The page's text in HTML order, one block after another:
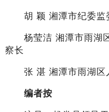
胡 颖 湘潭市纪委监
杨莹洁 湘潭市雨湖区
察长
张 湛 湘潭市雨湖区
编者按